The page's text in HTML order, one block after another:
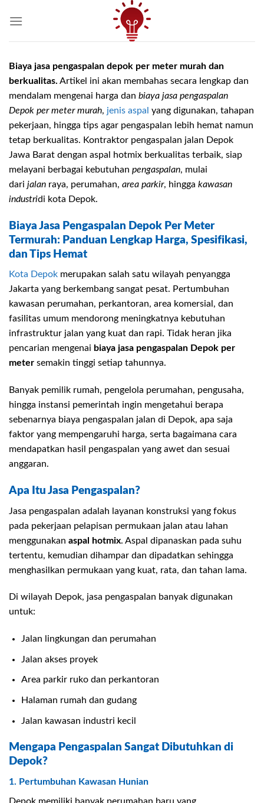
Biaya jasa pengaspalan depok per meter murah dan
berkualitas. Artikel ini akan membahas secara lengkap dan
mendalam mengenai harga dan biaya jasa pengaspalan
Depok per meter murah, jenis aspal yang digunakan, tahapan
pekerjaan, hingga tips agar pengaspalan lebih hemat namun
tetap berkualitas. Kontraktor pengaspalan jalan Depok
Jawa Barat dengan aspal hotmix berkualitas terbaik, siap
melayani berbagai kebutuhan pengaspalan, mulai
dari jalan raya, perumahan, area parkir, hingga kawasan
industridi kota Depok.
Biaya Jasa Pengaspalan Depok Per Meter
Termurah: Panduan Lengkap Harga, Spesifikasi,
dan Tips Hemat
Kota Depok merupakan salah satu wilayah penyangga
Jakarta yang berkembang sangat pesat. Pertumbuhan
kawasan perumahan, perkantoran, area komersial, dan
fasilitas umum mendorong meningkatnya kebutuhan
infrastruktur jalan yang kuat dan rapi. Tidak heran jika
pencarian mengenai biaya jasa pengaspalan Depok per
meter semakin tinggi setiap tahunnya.
Banyak pemilik rumah, pengelola perumahan, pengusaha,
hingga instansi pemerintah ingin mengetahui berapa
sebenarnya biaya pengaspalan jalan di Depok, apa saja
faktor yang mempengaruhi harga, serta bagaimana cara
mendapatkan hasil pengaspalan yang awet dan sesuai
anggaran.
Apa Itu Jasa Pengaspalan?
Jasa pengaspalan adalah layanan konstruksi yang fokus
pada pekerjaan pelapisan permukaan jalan atau lahan
menggunakan aspal hotmix. Aspal dipanaskan pada suhu
tertentu, kemudian dihampar dan dipadatkan sehingga
menghasilkan permukaan yang kuat, rata, dan tahan lama.
Di wilayah Depok, jasa pengaspalan banyak digunakan
untuk:
Jalan lingkungan dan perumahan
Jalan akses proyek
Area parkir ruko dan perkantoran
Halaman rumah dan gudang
Jalan kawasan industri kecil
Mengapa Pengaspalan Sangat Dibutuhkan di
Depok?
1. Pertumbuhan Kawasan Hunian